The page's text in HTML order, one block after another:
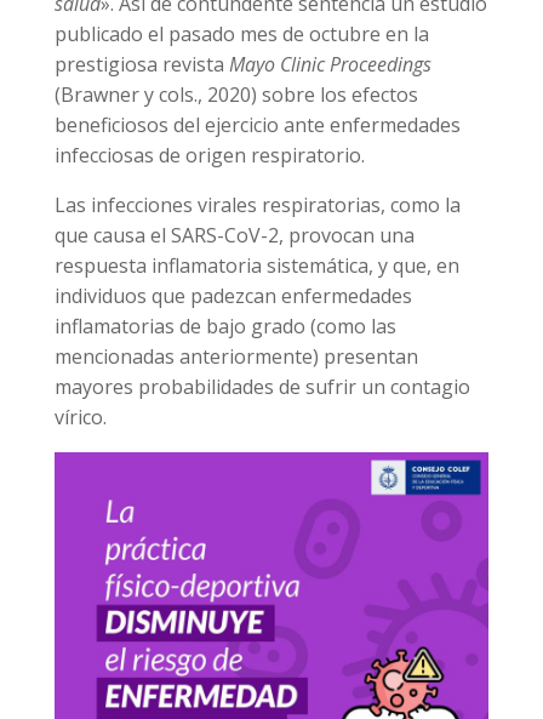
publicado el pasado mes de octubre en la
prestigiosa revista Mayo Clinic Proceedings
(Brawner y cols., 2020) sobre los efectos
beneficiosos del ejercicio ante enfermedades
infecciosas de origen respiratorio.
Las infecciones virales respiratorias, como la
que causa el SARS-CoV-2, provocan una
respuesta inflamatoria sistemática, y que, en
individuos que padezcan enfermedades
inflamatorias de bajo grado (como las
mencionadas anteriormente) presentan
mayores probabilidades de sufrir un contagio
vírico.